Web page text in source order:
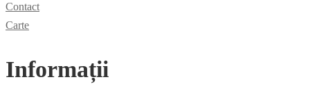
Contact
Carte
Informații